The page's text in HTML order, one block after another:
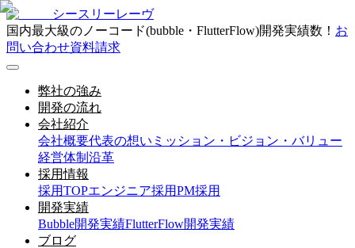
シースリーレーヴ
国内最大級のノーコード(bubble・FlutterFlow)開発実績数！ お
問い合わせ資料請求
弊社の強み
開発の流れ
会社紹介
会社概要代表の想い ミッション・ビジョン・バリュー
経営体制 沿革
採用情報
採用TOPエンジニア採用PM採用
開発実績
Bubble開発実績FlutterFlow開発実績
ブログ